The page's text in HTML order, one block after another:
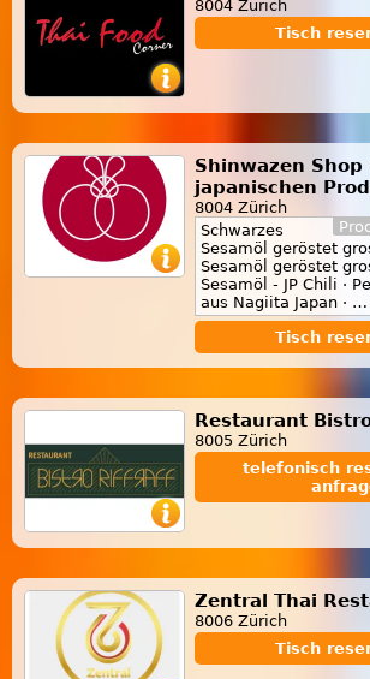
8004 Zürich
Tisch
Shinwazen Shop
japanischen
8004 Zürich
Schwarzes
Sesamöl geröstet
Sesamöl geröstet
Sesamöl - JP Chili ·
aus Nagiita Japan · …
Tisch
Restaurant
8005 Zürich
telefonisch
Zentral Thai
8006 Zürich
Tisch